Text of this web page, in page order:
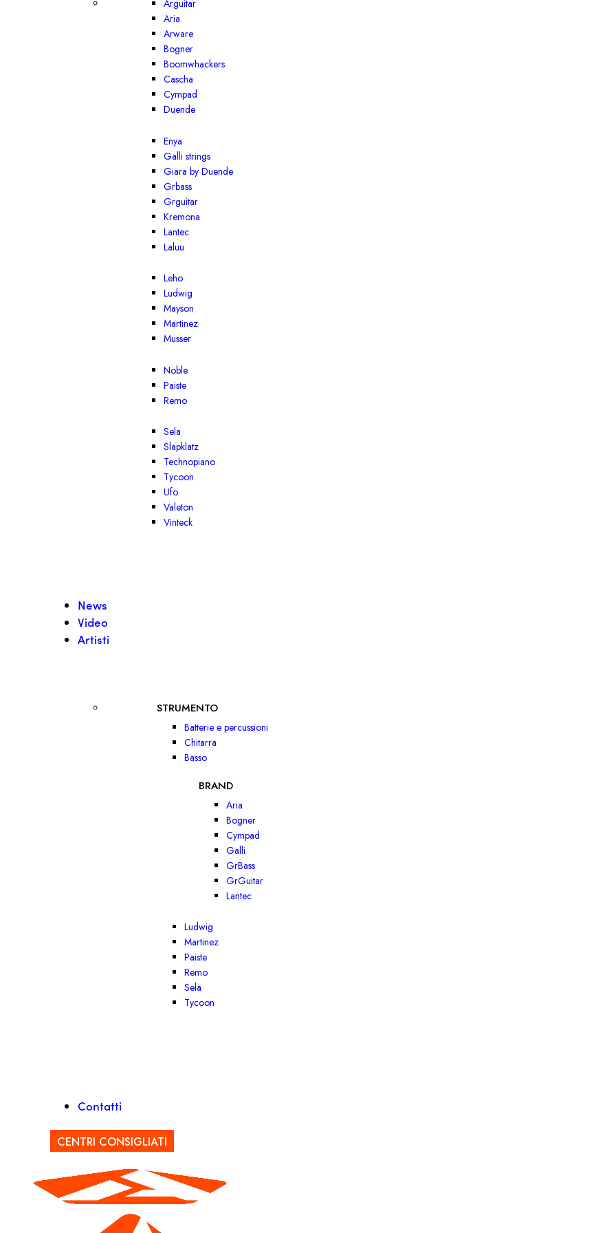
Arguitar
Aria
Arware
Bogner
Boomwhackers
Cascha
Cympad
Duende
Enya
Galli strings
Giara by Duende
Grbass
Grguitar
Kremona
Lantec
Laluu
Leho
Ludwig
Mayson
Martinez
Musser
Noble
Paiste
Remo
Sela
Slapklatz
Technopiano
Tycoon
Ufo
Valeton
Vinteck
News
Video
Artisti
STRUMENTO
Batterie e percussioni
Chitarra
Basso
BRAND
Aria
Bogner
Cympad
Galli
GrBass
GrGuitar
Lantec
Ludwig
Martinez
Paiste
Remo
Sela
Tycoon
Contatti
CENTRI CONSIGLIATI